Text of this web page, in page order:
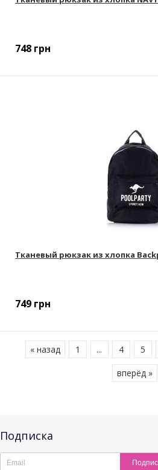
748 грн
Тканевый рюкзак из хлопка
749 грн
« назад 1 ... 4 5
вперёд »
Подписка